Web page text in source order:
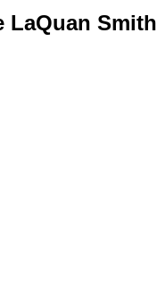
LaQuan Smith